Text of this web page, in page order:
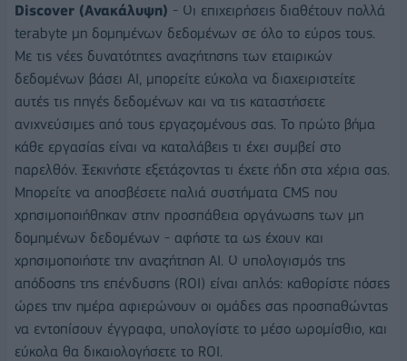
Discover (Ανακάλυψη) - Οι επιχειρήσεις διαθέτουν πολλά
terabyte μη δομημένων δεδομένων σε όλο το εύρος τους.
Με τις νέες δυνατότητες αναζήτησης των εταιρικών
δεδομένων βάσει ΑΙ, μπορείτε εύκολα να διαχειριστείτε
αυτές τις πηγές δεδομένων και να τις καταστήσετε
ανιχνεύσιμες από τους εργαζομένους σας. Το πρώτο βήμα
κάθε εργασίας είναι να καταλάβεις τι έχει συμβεί στο
παρελθόν. Ξεκινήστε εξετάζοντας τι έχετε ήδη στα χέρια σας.
Μπορείτε να αποσβέσετε παλιά συστήματα CMS που
χρησιμοποιήθηκαν στην προσπάθεια οργάνωσης των μη
δομημένων δεδομένων - αφήστε τα ως έχουν και
χρησιμοποιήστε την αναζήτηση ΑΙ. Ο υπολογισμός της
απόδοσης της επένδυσης (ROI) είναι απλός: καθορίστε πόσες
ώρες την ημέρα αφιερώνουν οι ομάδες σας προσπαθώντας
να εντοπίσουν έγγραφα, υπολογίστε το μέσο ωρομίσθιο, και
εύκολα θα δικαιολογήσετε το ROI.